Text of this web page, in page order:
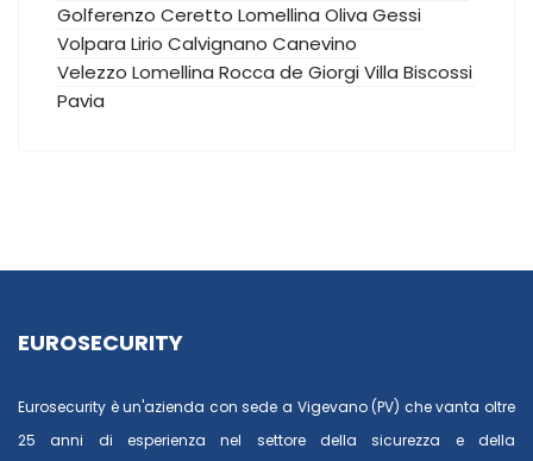
Golferenzo Ceretto Lomellina Oliva Gessi
Volpara Lirio Calvignano Canevino
Velezzo Lomellina Rocca de GiorgiVilla Biscossi
Pavia
EUROSECURITY
Eurosecurity è un'azienda con sede a Vigevano (PV) che vanta oltre
25 anni di esperienza nel settore della sicurezza e della